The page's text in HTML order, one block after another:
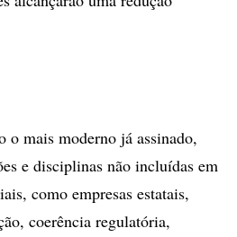
o mais moderno já assinado,
e disciplinas não incluídas em
como empresas estatais,
coerência regulatória,